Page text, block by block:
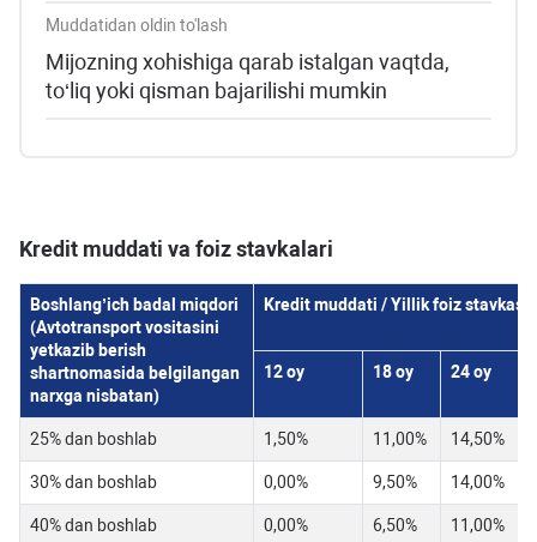
Muddatidan oldin to'lash
Mijozning xohishiga qarab istalgan vaqtda,
to‘liq yoki qisman bajarilishi mumkin
Kredit muddati va foiz stavkalari
Boshlang’ich badal miqdori
(Avtotransport vositasini
yetkazib berish
shartnomasida belgilangan
narxga nisbatan)
Kredit muddati / Yillik foiz stavkasi
12 oy 18 oy 24 oy
25% dan boshlab 1,50% 11,00% 14,50%
30% dan boshlab 0,00% 9,50% 14,00%
40% dan boshlab 0,00% 6,50% 11,00%